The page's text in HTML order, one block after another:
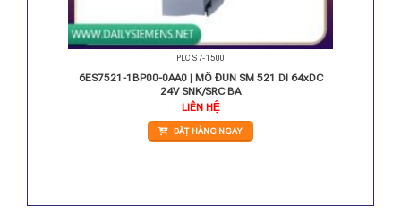
PLC S7-1500
6ES7521-1BP00-0AA0 | MÔ ĐUN SM 521 DI 64xDC
24V SNK/SRC BA
LIÊN HỆ
ĐẶT HÀNG NGAY